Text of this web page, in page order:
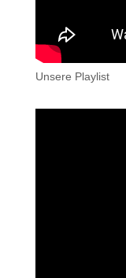
Unsere Playlist